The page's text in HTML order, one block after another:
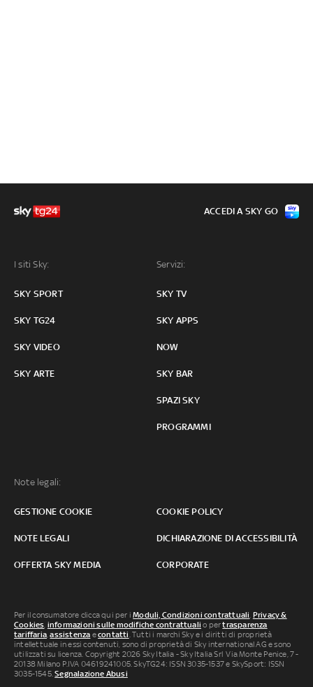
I siti Sky:
SKY SPORT
SKY TG24
SKY VIDEO
SKY ARTE
Servizi:
SKY TV
SKY APPS
NOW
SKY BAR
SPAZI SKY
PROGRAMMI
Note legali:
GESTIONE COOKIE COOKIE POLICY
NOTE LEGALI DICHIARAZIONE DI ACCESSIBILITÀ
OFFERTA SKY MEDIA CORPORATE
ACCEDI A SKY GO
Per il consumatore clicca qui per iModuli, Condizioni contrattuali, Privacy &
Cookies, informazioni sulle modifiche contrattuali o pertrasparenza
tariffaria,assistenza econtatti. Tutti i marchi Sky e i diritti di proprietà
intellettuale in essi contenuti, sono di proprietà di Sky international AG e sono
utilizzati su licenza. Copyright 2026 Sky Italia - Sky Italia Srl Via Monte Penice, 7 -
20138 Milano P.IVA 04619241005. SkyTG24: ISSN 3035-1537 e SkySport: ISSN
3035-1545.Segnalazione Abusi